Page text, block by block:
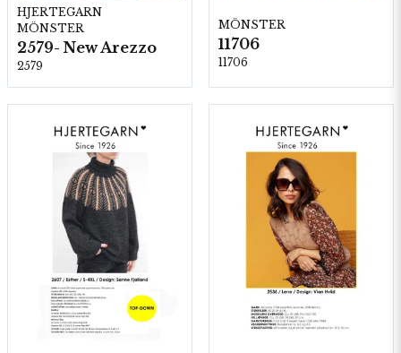
HJERTEGARN
MÖNSTER
2579- New Arezzo
2579
MÖNSTER
11706
11706